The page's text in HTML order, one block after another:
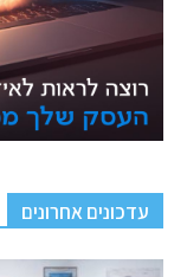
עדכונים אחרונים